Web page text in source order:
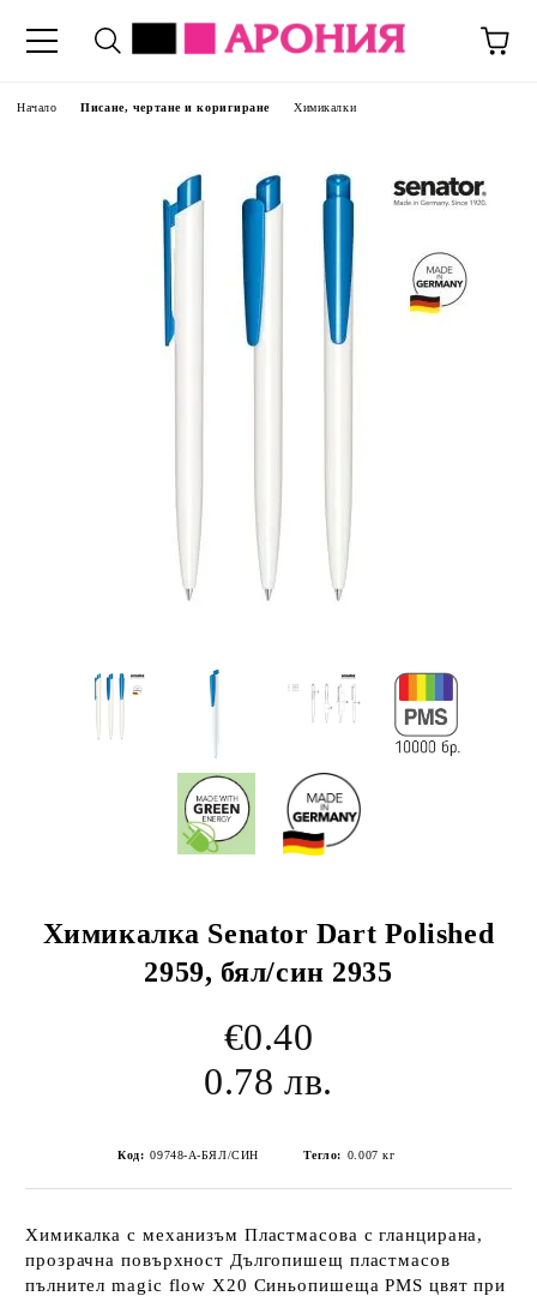
Начало Писане, чертане и коригиране Химикалки
Химикалка Senator Dart Polished
2959, бял/син 2935
€0.40
0.78 лв.
Код: 09748-А-БЯЛ/СИН Тегло: 0.007 кг
Химикалка с механизъм Пластмасова с гланцирана,
прозрачна повърхност Дългопишещ пластмасов
пълнител magic flow Х20 Синьопишеща PMS цвят при